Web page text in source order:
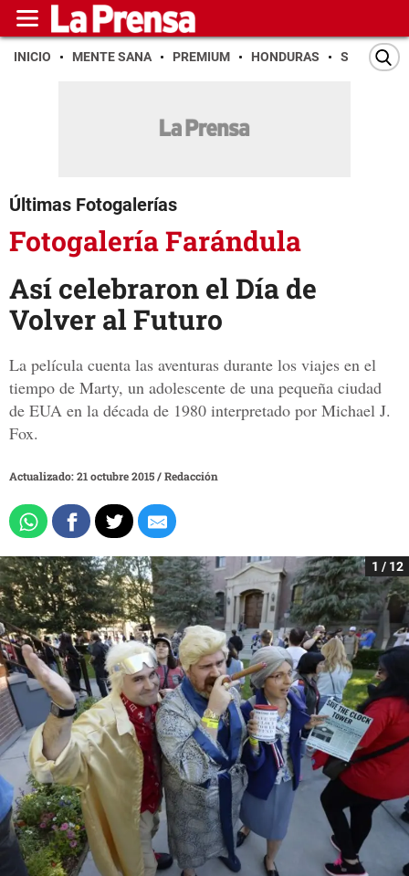
INICIO MENTE SANA PREMIUM HONDURAS SAN PEDRO
Últimas Fotogalerías
Fotogalería Farándula
Así celebraron el Día de
Volver al Futuro
La película cuenta las aventuras durante los viajes en el
tiempo de Marty, un adolescente de una pequeña ciudad
de EUA en la década de 1980 interpretado por Michael J.
Fox.
Actualizado: 21 octubre 2015/Redacción
1 / 12